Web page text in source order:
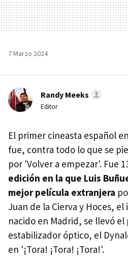
7 Marzo 2024
Randy Meeks
Editor
El primer cineasta español
fue, contra todo lo que se
por 'Volver a empezar'. Fue
edición en la que Luis
mejor película extranjera
Juan de la Cierva y Hoces,
nacido en Madrid, se llevó
estabilizador óptico, el
en '¡Tora! ¡Tora! ¡Tora!'.